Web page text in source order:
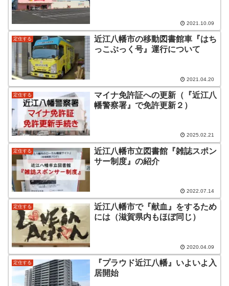
2021.10.09
定住する
近江八幡市の移動図書館車『はち
っこぶっく号』運行について
2021.04.20
定住する
マイナ免許証への更新（『近江八
幡警察署』で免許更新２）
2025.02.21
定住する
近江八幡市立図書館『雑誌スポン
サー制度』の紹介
2022.07.14
定住する
近江八幡市で『献血』をするため
には（滋賀県内もほぼ同じ）
2020.04.09
定住する
『プラウド近江八幡』いよいよ入
居開始